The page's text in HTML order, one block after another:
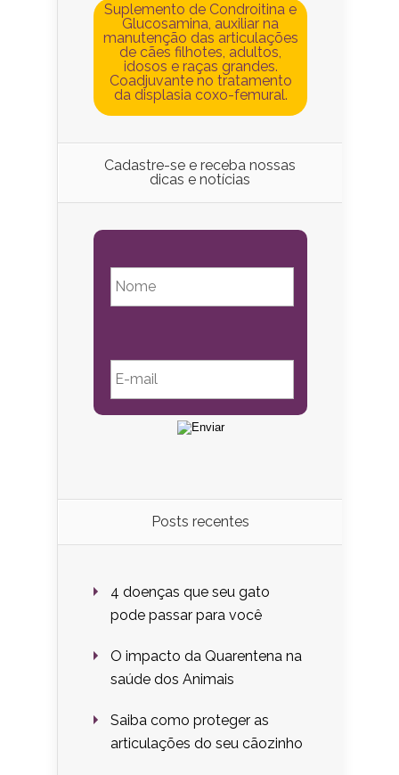
Suplemento de Condroitina e
Glucosamina, auxiliar na
manutenção das articulações
de cães filhotes, adultos,
idosos e raças grandes.
Coadjuvante no tratamento
da displasia coxo-femural.
Cadastre-se e receba nossas
dicas e notícias
Posts recentes
4 doenças que seu gato
pode passar para você
O impacto da Quarentena na
saúde dos Animais
Saiba como proteger as
articulações do seu cãozinho